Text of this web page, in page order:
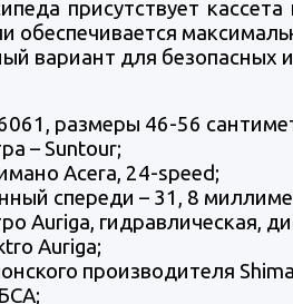
присутствует
вариант для безопасных
размеры 46-56
– Suntour;
Acera, 24-speed;
спереди – 31, 8
Auriga, гидравлическая,
Auriga;
производителя